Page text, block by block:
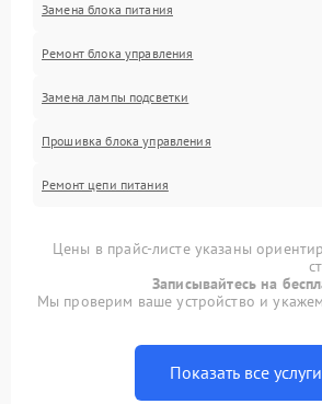
Замена блока питания
Ремонт блока управления
Замена лампы подсветки
Прошивка блока управления
Ремонт цепи питания
Цены в прайс-листе указаны
Записывайтесь на
Мы проверим ваше устройство и
Показать все услуги